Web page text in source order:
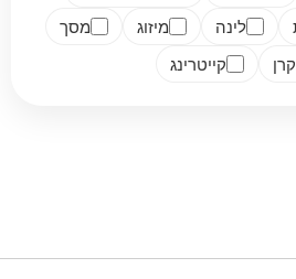
לינה מיזוג
מסך
קייטרינג